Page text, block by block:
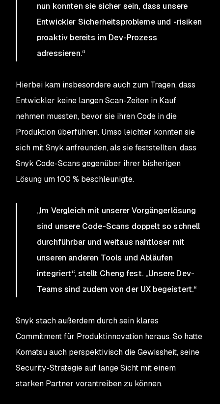
nun konnten sie sicher sein, dass unsere
Entwickler Sicherheitsprobleme und -risiken
proaktiv bereits im Dev-Prozess
adressieren.“
Hierbei kam insbesondere auch zum Tragen, dass
Entwickler keine langen Scan-Zeiten in Kauf
nehmen mussten, bevor sie ihren Code in die
Produktion überführen. Umso leichter konnten sie
sich mit Snyk anfreunden, als sie feststellten, dass
Snyk Code-Scans gegenüber ihrer bisherigen
Lösung um 100 % beschleunigte.
„Im Vergleich mit unserer Vorgängerlösung
sind unsere Code-Scans doppelt so schnell
durchführbar und weitaus nahtloser mit
unseren anderen Tools und Abläufen
integriert“, stellt Cheng fest. „Unsere Dev-
Teams sind zudem von der UX begeistert.“
Snyk stach außerdem durch sein klares
Commitment für Produktinnovation heraus. So hatte
Komatsu auch perspektivisch die Gewissheit, seine
Security-Strategie auf lange Sicht mit einem
starken Partner vorantreiben zu können.